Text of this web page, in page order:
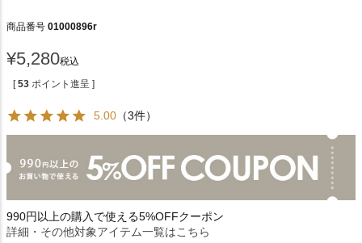
商品番号 01000896r
¥5,280税込
[ 53 ポイント進呈 ]
5.00 （3件）
990円以上の購入で使える5%OFFクーポン
詳細・その他対象アイテム一覧はこちら